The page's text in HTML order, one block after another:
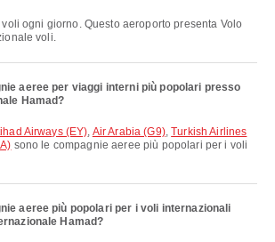
voli.
aeree per viaggi interni più popolari presso
Hamad?
Airways (EY), Air Arabia (G9),Turkish Airlines
sono le compagnie aeree più popolari per i voli
aeree più popolari per i voli internazionali
Hamad?